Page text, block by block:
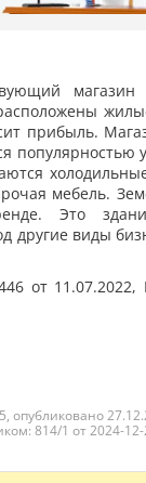
прибыль.
мебель.
Это
другие виды
от
опубликовано
814/1 от 2024-